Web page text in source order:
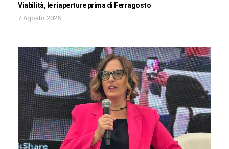
Viabilità, le riaperture prima di Ferragosto
7 Agosto 2026